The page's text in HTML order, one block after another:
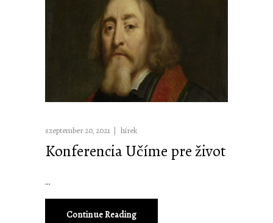
szeptember 20, 2021 hírek
Konferencia Učíme pre život
Continue Reading